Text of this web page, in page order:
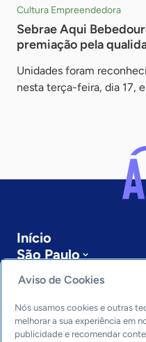
Cultura Empreendedora
Sebrae Aqui
premiação pela
Unidades foram
nesta terça-feira, dia 17,
Início
São Paulo
Sobre a ASN
Últimas notícias
Entre em contato
Editorias
Aviso de Cookies
Nós usamos cookies e outras
melhorar a sua experiência em
publicidade e recomendar